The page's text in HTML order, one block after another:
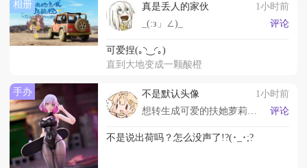
相册 真是丢人的家伙
1小时前
_(:з」∠)_
评论
可爱捏(｡◝‿◜｡)
直到大地变成一颗酸橙
手办 不是默认头像
1小时前
评论
不是说出荷吗？怎么没声了!?(･_･;?